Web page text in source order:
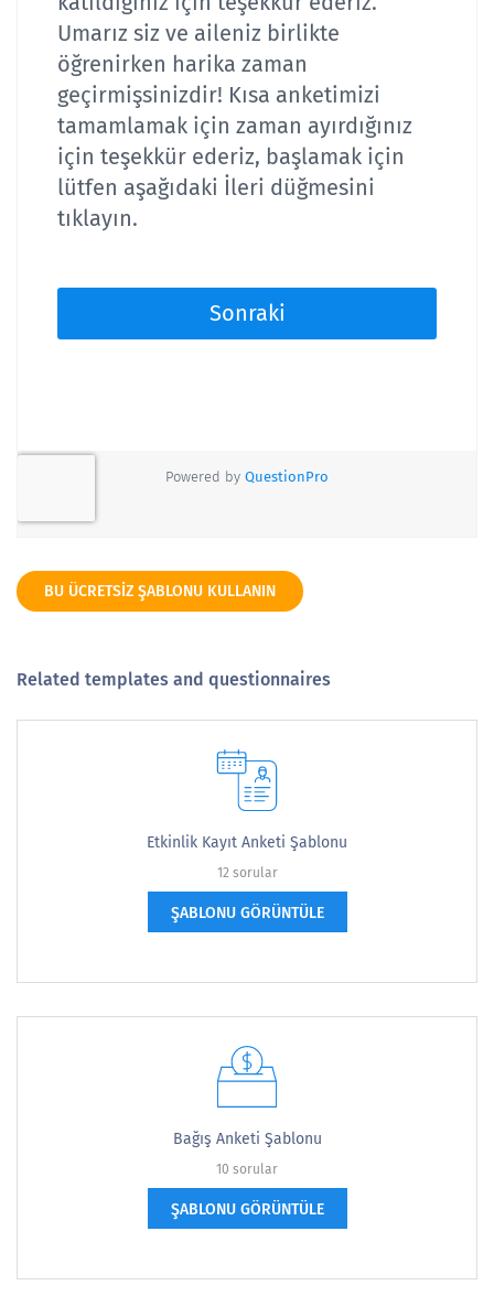
BU ÜCRETSIZ ŞABLONU KULLANIN
Related templates and questionnaires
Etkinlik Kayıt Anketi Şablonu
12 sorular
ŞABLONU GÖRÜNTÜLE
Bağış Anketi Şablonu
10 sorular
ŞABLONU GÖRÜNTÜLE